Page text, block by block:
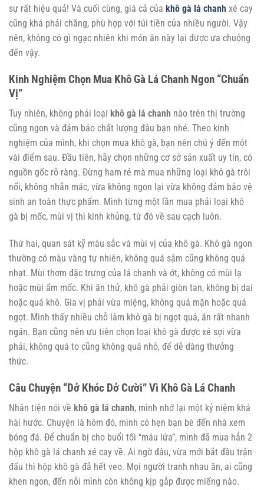
sự rất hiệu quả! Và cuối cùng, giá cả của khô gà lá chanh xé cay
cũng khá phải chăng, phù hợp với túi tiền của nhiều người. Vậy
nên, không có gì ngạc nhiên khi món ăn này lại được ưa chuộng
đến vậy.
Kinh Nghiệm Chọn Mua Khô Gà Lá Chanh Ngon “Chuẩn
Vị”
Tuy nhiên, không phải loại khô gà lá chanh nào trên thị trường
cũng ngon và đảm bảo chất lượng đâu bạn nhé. Theo kinh
nghiệm của mình, khi chọn mua khô gà, bạn nên chú ý đến một
vài điểm sau. Đầu tiên, hãy chọn những cơ sở sản xuất uy tín, có
nguồn gốc rõ ràng. Đừng ham rẻ mà mua những loại khô gà trôi
nổi, không nhãn mác, vừa không ngon lại vừa không đảm bảo vệ
sinh an toàn thực phẩm. Mình từng một lần mua phải loại khô
gà bị mốc, mùi vị thì kinh khủng, từ đó về sau cạch luôn.
Thứ hai, quan sát kỹ màu sắc và mùi vị của khô gà. Khô gà ngon
thường có màu vàng tự nhiên, không quá sậm cũng không quá
nhạt. Mùi thơm đặc trưng của lá chanh và ớt, không có mùi lạ
hoặc mùi ẩm mốc. Khi ăn thử, khô gà phải giòn tan, không bị dai
hoặc quá khô. Gia vị phải vừa miệng, không quá mặn hoặc quá
ngọt. Mình thấy nhiều chỗ làm khô gà bị ngọt quá, ăn rất nhanh
ngán. Bạn cũng nên ưu tiên chọn loại khô gà được xé sợi vừa
phải, không quá to cũng không quá nhỏ, để dễ dàng thưởng
thức.
Câu Chuyện “Dở Khóc Dở Cười” Vì Khô Gà Lá Chanh
Nhân tiện nói về khô gà lá chanh, mình nhớ lại một kỷ niệm khá
hài hước. Chuyện là hôm đó, mình có hẹn bạn bè đến nhà xem
bóng đá. Để chuẩn bị cho buổi tối “máu lửa”, mình đã mua hẳn 2
hộp khô gà lá chanh xé cay về. Ai ngờ đâu, vừa mới bắt đầu trận
đấu thì hộp khô gà đã hết veo. Mọi người tranh nhau ăn, ai cũng
khen ngon, đến nỗi mình còn không kịp gắp được miếng nào.